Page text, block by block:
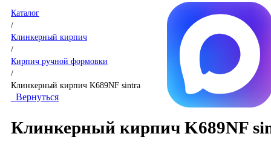
Каталог
/
Клинкерный кирпич
/
Кирпич ручной формовки
/
Клинкерный кирпич K689NF sintra
Вернуться
Клинкерный кирпич K689NF